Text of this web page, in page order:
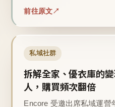
前往原文
私域社群
拆解全家、優衣庫的
人，購買頻次翻倍
Encore 受邀出席私域運營